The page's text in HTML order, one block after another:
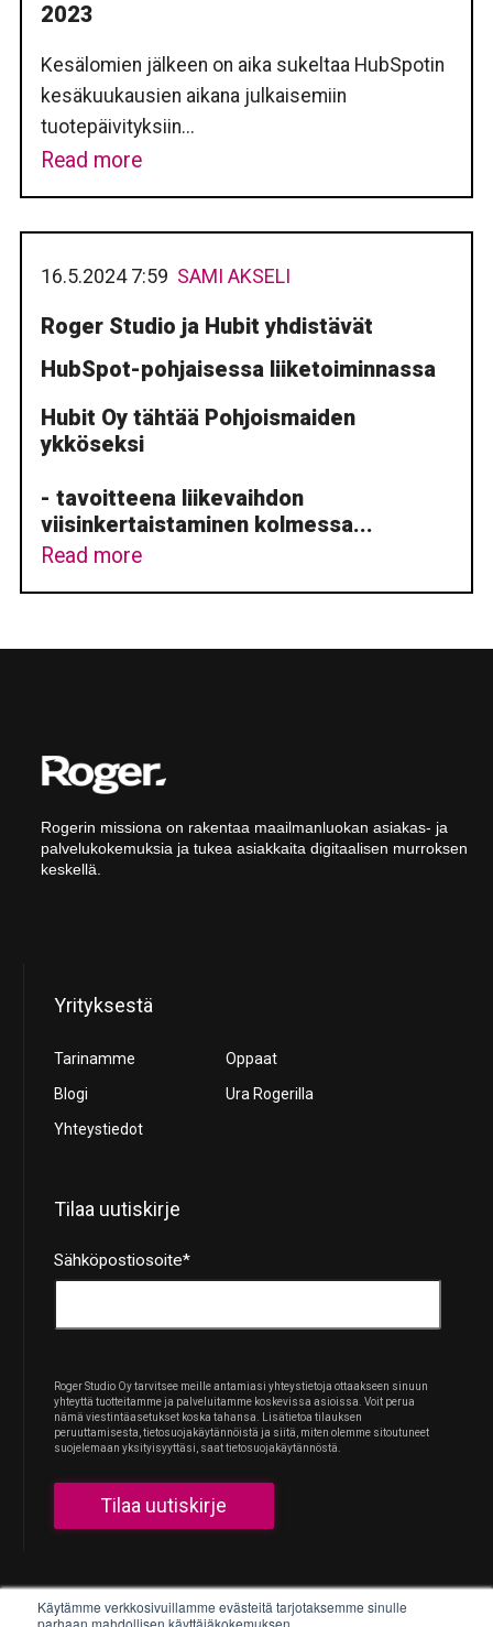
Käytämme verkkosivuillamme evästeitä tarjotaksemme sinulle
parhaan mahdollisen käyttäjäkokemuksen.
2023
Kesälomien jälkeen on aika sukeltaa HubSpotin
kesäkuukausien aikana julkaisemiin
tuotepäivityksiin...
Read more
16.5.2024 7:59 SAMI AKSELI
Roger Studio ja Hubit yhdistävät
HubSpot-pohjaisessa liiketoiminnassa
Hubit Oy tähtää Pohjoismaiden
ykköseksi
- tavoitteena liikevaihdon
viisinkertaistaminen kolmessa...
Read more
Rogerin missiona on rakentaa maailmanluokan asiakas- ja
palvelukokemuksia ja tukea asiakkaita digitaalisen murroksen
keskellä.
Yrityksestä
Tarinamme
Oppaat
Blogi
Ura Rogerilla
Yhteystiedot
Tilaa uutiskirje
Sähköpostiosoite*
Roger Studio Oy tarvitsee meille antamiasi yhteystietoja ottaakseen sinuun
yhteyttä tuotteitamme ja palveluitamme koskevissa asioissa. Voit perua
nämä viestintäasetukset koska tahansa. Lisätietoa tilauksen
peruuttamisesta, tietosuojakäytännöistä ja siitä, miten olemme sitoutuneet
suojelemaan yksityisyyttäsi, saat tietosuojakäytännöstä.